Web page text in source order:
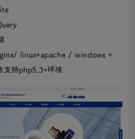
linux+apache / windows +
持php5.3+环境